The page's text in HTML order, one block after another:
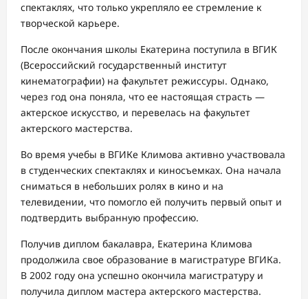
спектаклях, что только укрепляло ее стремление к
творческой карьере.
После окончания школы Екатерина поступила в ВГИК
(Всероссийский государственный институт
кинематографии) на факультет режиссуры. Однако,
через год она поняла, что ее настоящая страсть —
актерское искусство, и перевелась на факультет
актерского мастерства.
Во время учебы в ВГИКе Климова активно участвовала
в студенческих спектаклях и киносъемках. Она начала
сниматься в небольших ролях в кино и на
телевидении, что помогло ей получить первый опыт и
подтвердить выбранную профессию.
Получив диплом бакалавра, Екатерина Климова
продолжила свое образование в магистратуре ВГИКа.
В 2002 году она успешно окончила магистратуру и
получила диплом мастера актерского мастерства.